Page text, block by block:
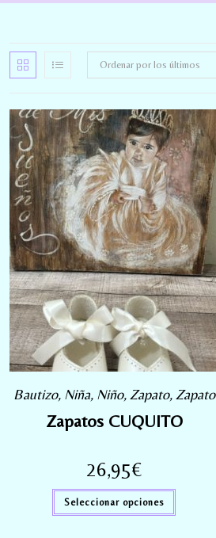
Ordenar por los últimos
Bautizo, Niña, Niño, Zapato, Zapato
Zapatos CUQUITO
26,95€
Seleccionar opciones